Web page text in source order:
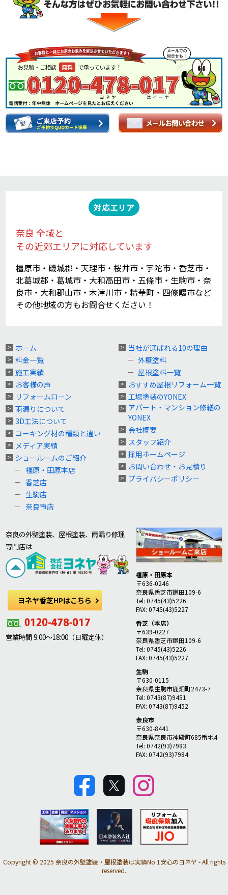
対応エリア
奈良 全域と
その近郊エリアに対応しています
橿原市・磯城郡・天理市・桜井市・宇陀市・香芝市・
北葛城郡・葛城市・大和高田市・五條市・生駒市・奈
良市・大和郡山市・木津川市・精華町・四條畷市など
その他地域の方もお問合せください！
ホーム
料金一覧
施工実績
お客様の声
リフォームローン
雨漏りについて
3D工法について
コーキング材の種類と違い
メディア実績
ショールームのご紹介
橿原・田原本店
香芝店
生駒店
奈良市店
当社が選ばれる10の理由
外壁塗料
屋根塗料一覧
おすすめ屋根リフォーム一覧
工場塗装のYONEX
アパート・マンション修繕の
YONEX
会社概要
スタッフ紹介
採用ホームページ
お問い合わせ・お見積り
プライバシーポリシー
奈良の外壁塗装、屋根塗装、雨漏り修理
専門店は
ヨネヤ香芝HPはこちら
営業時間 9:00～18:00（日曜定休）
橿原・田原本
〒636-0246
奈良県香芝市鎌田109-6
Tel: 0745(43)5226
FAX: 0745(43)5227
香芝（本店）
〒639-0227
奈良県香芝市鎌田109-6
Tel: 0745(43)5226
FAX: 0745(43)5227
生駒
〒630-0115
奈良県生駒市鹿畑町2473-7
Tel: 0743(87)9451
FAX: 0743(87)9452
奈良市
〒630-8441
奈良県奈良市神殿町685番地4
Tel: 0742(93)7983
FAX: 0742(93)7984
Copyright © 2025 奈良の外壁塗装・屋根塗装は実績No.1安心のヨネヤ - All rights
reserved.